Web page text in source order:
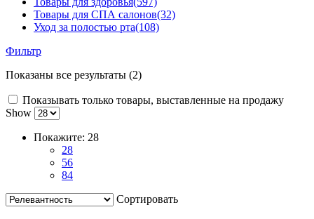
Товары для СПА салонов(32)
Уход за полостью рта(108)
Фильтр
Показаны все результаты (2)
Показывать только товары, выставленные на продажу
Show
Покажите: 28
28
56
84
Сортировать